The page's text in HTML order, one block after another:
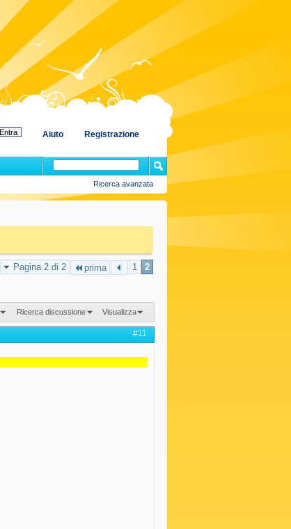
Registrazione
Aiuto
Ricerca avanzata
Pagina 2 di 2 prima 1 2
Ricerca discussione Visualizza
#11